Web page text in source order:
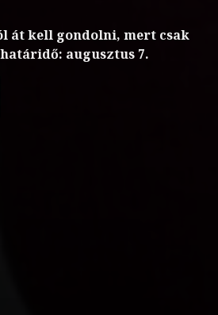
műszerekkel
kerülhetnek ki a jövő